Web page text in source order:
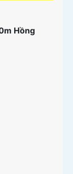
Hồng